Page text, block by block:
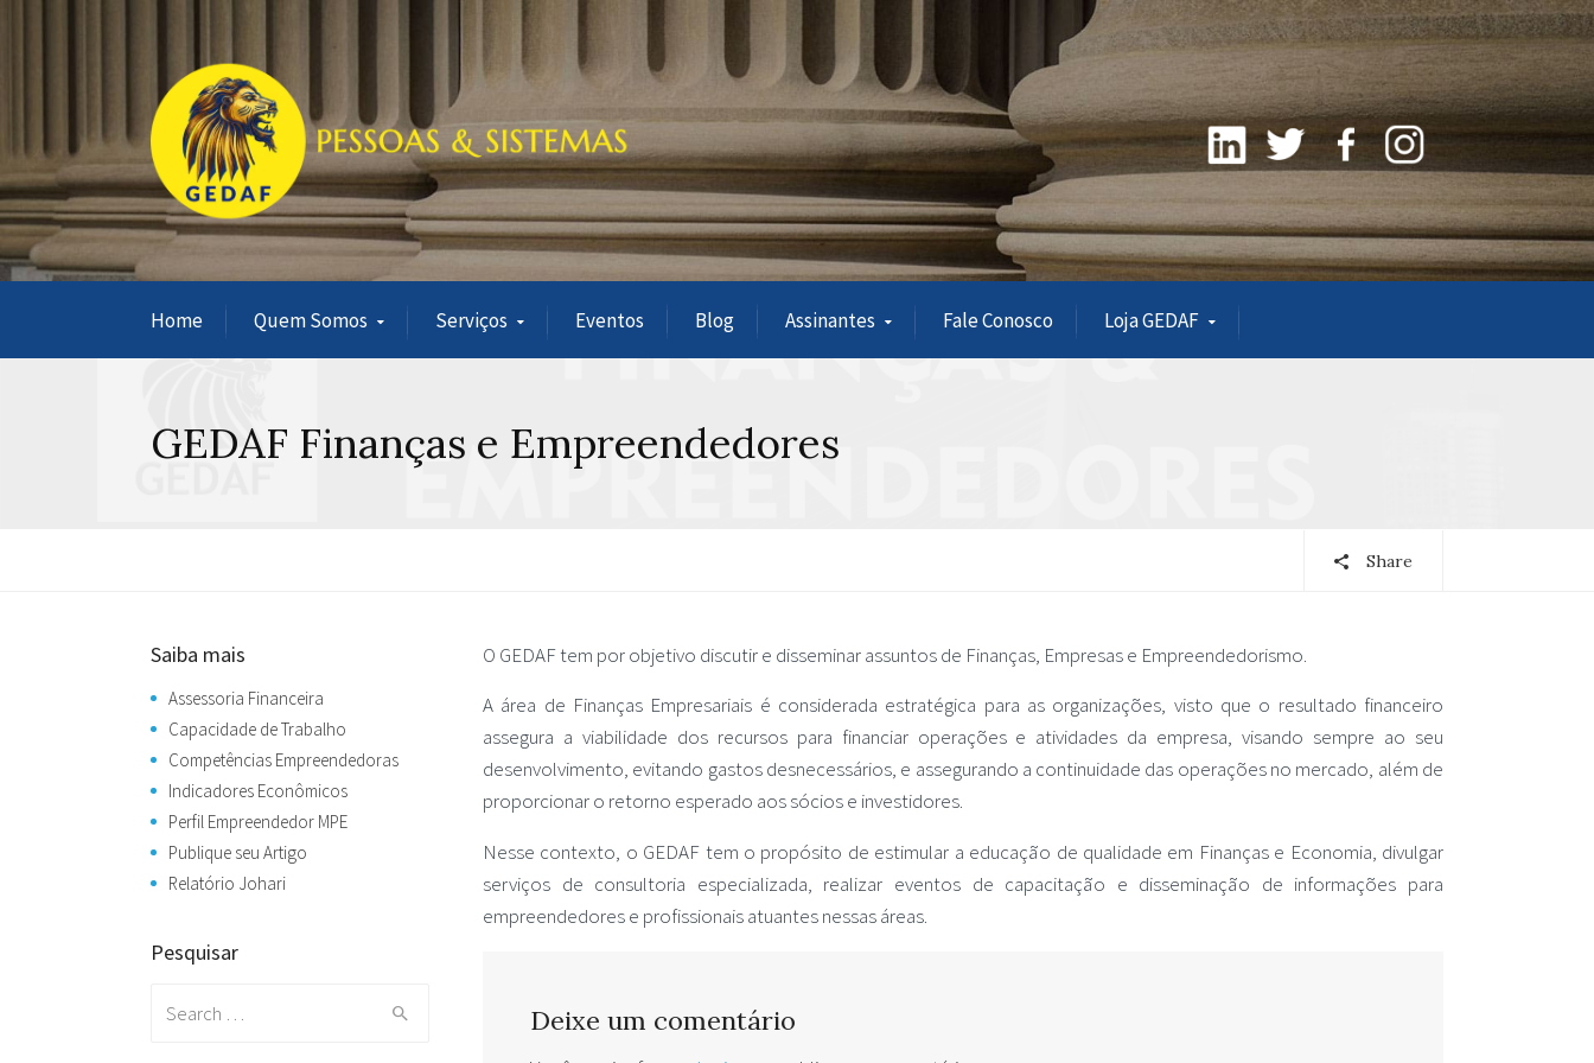
Home Quem Somos Serviços Eventos Blog Assinantes Fale Conosco Loja GEDAF
GEDAF Finanças e Empreendedores
Share
O GEDAF tem por objetivo discutir e disseminar assuntos de Finanças, Empresas e Empreendedorismo.
A área de Finanças Empresariais é considerada estratégica para as organizações, visto que o resultado financeiro
assegura a viabilidade dos recursos para financiar operações e atividades da empresa, visando sempre ao seu
desenvolvimento, evitando gastos desnecessários, e assegurando a continuidade das operações no mercado, além de
proporcionar o retorno esperado aos sócios e investidores.
Nesse contexto, o GEDAF tem o propósito de estimular a educação de qualidade em Finanças e Economia, divulgar
serviços de consultoria especializada, realizar eventos de capacitação e disseminação de informações para
empreendedores e profissionais atuantes nessas áreas.
Deixe um comentário
Saiba mais
Assessoria Financeira
Capacidade de Trabalho
Competências Empreendedoras
Indicadores Econômicos
Perfil Empreendedor MPE
Publique seu Artigo
Relatório Johari
Pesquisar